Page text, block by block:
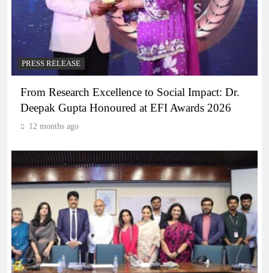
PRESS RELEASE
From Research Excellence to Social Impact: Dr.
Deepak Gupta Honoured at EFI Awards 2026
12 months ago